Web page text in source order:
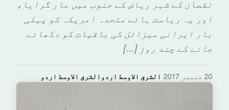
نقصان کے شہر ریاض کے جنوب میں مار گرایا،
اور یہ ریاست ہائے متحدہ امریکہ کو پہلی
بار ایرانی میزائل کی باقیات کو دکھائے
جانے کے چند روز […]
الشرق الاوسط اردوالشرق الاوسط اردو · 20 دسمبر 2017